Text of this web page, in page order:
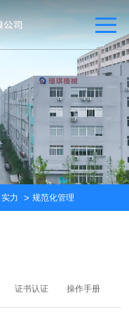
力 规范化管理
证书认证 操作手册